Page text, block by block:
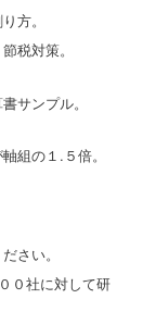
方。
税対策。
サンプル。
組の１.５倍。
さい。
０社に対して研